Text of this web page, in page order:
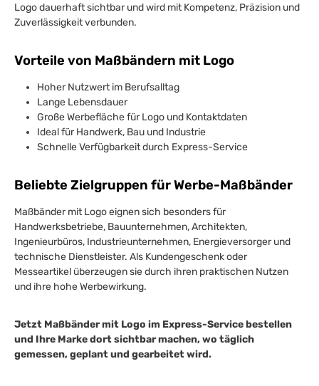
Logo dauerhaft sichtbar und wird mit Kompetenz, Präzision und
Zuverlässigkeit verbunden.
Vorteile von Maßbändern mit Logo
Hoher Nutzwert im Berufsalltag
Lange Lebensdauer
Große Werbefläche für Logo und Kontaktdaten
Ideal für Handwerk, Bau und Industrie
Schnelle Verfügbarkeit durch Express-Service
Beliebte Zielgruppen für Werbe-Maßbänder
Maßbänder mit Logo eignen sich besonders für
Handwerksbetriebe, Bauunternehmen, Architekten,
Ingenieurbüros, Industrieunternehmen, Energieversorger und
technische Dienstleister. Als Kundengeschenk oder
Messeartikel überzeugen sie durch ihren praktischen Nutzen
und ihre hohe Werbewirkung.
Jetzt Maßbänder mit Logo im Express-Service bestellen
und Ihre Marke dort sichtbar machen, wo täglich
gemessen, geplant und gearbeitet wird.